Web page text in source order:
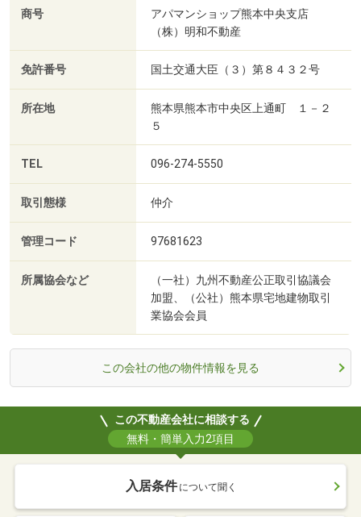
商号
アパマンショップ熊本中央支店
（株）明和不動産
免許番号 国土交通大臣（３）第８４３２号
所在地
熊本県熊本市中央区上通町 １－２
５
TEL 096-274-5550
取引態様 仲介
管理コード 97681623
所属協会など
（一社）九州不動産公正取引協議会
加盟、（公社）熊本県宅地建物取引
業協会会員
この会社の他の物件情報を見る
この不動産会社に相談する
無料・簡単入力2項目
入居条件 について聞く